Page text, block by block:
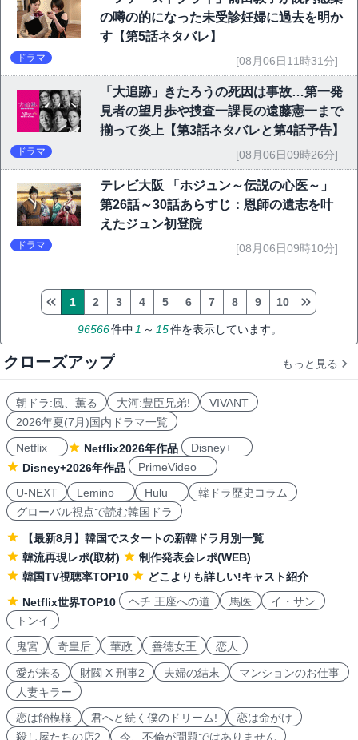
の噂の的になった未受診妊婦に過去を明か
す【第5話ネタバレ】
ドラマ [08月06日11時31分]
「大追跡」きたろうの死因は事故…第一発
見者の望月歩や捜査一課長の遠藤憲一まで
揃って炎上【第3話ネタバレと第4話予告】
ドラマ [08月06日09時26分]
テレビ大阪 「ホジュン～伝説の心医～」
第26話～30話あらすじ：恩師の遺志を叶
えたジュン初登院
ドラマ [08月06日09時10分]
96566件中 1 ～ 15件を表示しています。
1 2 3 4 5 6 7 8 9 10
クローズアップ もっと見る
朝ドラ:風、薫る 大河:豊臣兄弟!
VIVANT
2026年夏(7月)国内ドラマ一覧
Netflix
Netflix2026年作品
Disney+
Disney+2026年作品
PrimeVideo
U-NEXT
Lemino Hulu
韓ドラ歴史コラム
グローバル視点で読む韓国ドラ
【最新8月】韓国でスタートの新韓ドラ月別一覧
韓流再現レポ(取材)
制作発表会レポ(WEB)
韓国TV視聴率TOP10
どこよりも詳しい!キャスト紹介
Netflix世界TOP10
ヘチ 王座への道 馬医
イ・サン
トンイ
鬼宮
奇皇后 華政 善徳女王 恋人
愛が来る 財閥 X 刑事2 夫婦の結末
マンションのお仕事
人妻キラー
恋は飴模様
君へと続く僕のドリーム!
恋は命がけ
殺し屋たちの店2
今、不倫が問題ではありません